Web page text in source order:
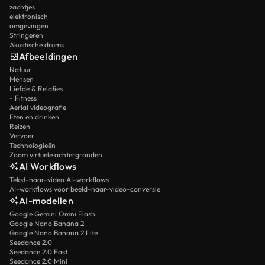
zachtjes
elektronisch
omgevingen
Stringeren
Akustische drums
Afbeeldingen
Natuur
Mensen
Liefde & Relaties
- Fitness
Aerial videografie
Eten en drinken
Reizen
Vervoer
Technologieën
Zoom virtuele achtergronden
AI Workflows
Tekst-naar-video AI-workflows
AI-workflows voor beeld-naar-video-conversie
AI-modellen
Google Gemini Omni Flash
Google Nano Banana 2
Google Nano Banana 2 Lite
Seedance 2.0
Seedance 2.0 Fast
Seedance 2.0 Mini